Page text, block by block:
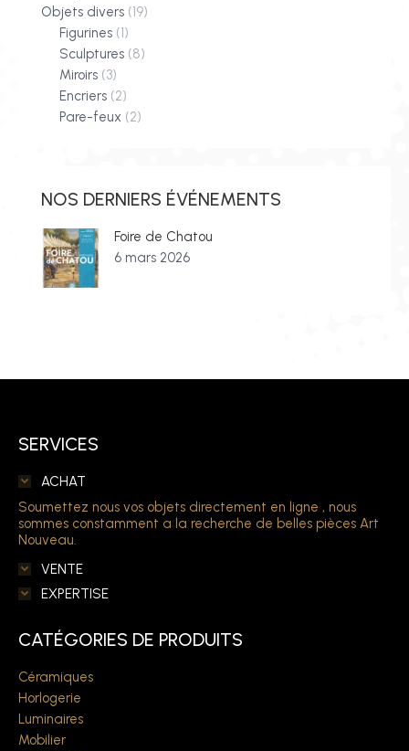
Objets divers (19)
Figurines (1)
Sculptures (8)
Miroirs (3)
Encriers (2)
Pare-feux (2)
NOS DERNIERS ÉVÉNEMENTS
Foire de Chatou
6 mars 2026
SERVICES
ACHAT
Soumettez nous vos objets directement en ligne , nous
sommes constamment a la recherche de belles pièces Art
Nouveau.
VENTE
EXPERTISE
CATÉGORIES DE PRODUITS
Céramiques
Horlogerie
Luminaires
Mobilier